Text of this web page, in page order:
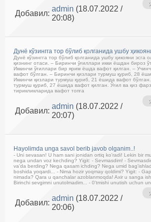
Добавил:
admin (18.07.2022 /
20:08)
Дунё кўзингга тор бўлиб қолганида ушбу
Дунё кўзингга тор бўлиб қолганида ушбу ҳикояни эсга
қизнинг отаси. – Биринчи ўғиллари икки ёшдан бироз
Иккинчи ўғиллари бир ярим ёшда вафот қилган. –
вафот бўлган. – Биринчи қизлари турмуш қуриб, 28
Иккинчи қизлари турмуш қуриб, 21 ёшида вафот
турмуш қуриб, 27 ёшида вафот қилган. Ўғил ва қиз
тирикликларида вафот топга
Добавил:
admin (18.07.2022 /
20:07)
Hayolimda unga savol berib javob olganim..!
- Uni sevasan! U ham sani jonidan ortiq ko'radi! Lekin bir
nega undan voz kechding? Yigit: - Sevmasdim! -
va'da berding? Nega qasam ichding? Nega umid
boshida yoqardi... - Nima hozir yoqmay qoldimi? Yigit: -
nimada? Qara u qanchalar azoblanmoqda! Axir u sanga
Birinchi sevgimni unutolmadim... - 0'tmishi unutish uchun
Добавил:
admin (18.07.2022 /
20:06)